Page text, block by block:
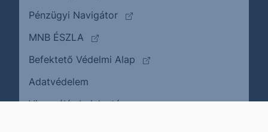
Pénzügyi Navigátor
(külső oldalra ugrik)
MNB ÉSZLA
(külső oldalra ugrik)
Befektető Védelmi Alap
(külső oldalra ugrik)
Adatvédelem
Visszaélés bejelentése(külső oldalra ugrik)